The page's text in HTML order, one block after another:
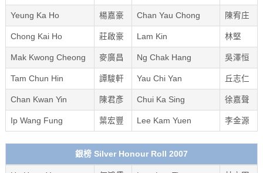
Yeung Ka Ho 楊嘉豪 Chan Yau Chong 陳宥庄
Chong Kai Ho 莊啟豪 Lam Kin 林堅
Mak Kwong Cheong 麥廣昌 Ng Chak Hang 吳澤恒
Tam Chun Hin 譚駿軒 Yau Chi Yan 丘志仁
Chan Kwan Yin 陳君彥 Chui Ka Sing 徐嘉聲
Ip Wang Fung 葉宏豐 Lee Kam Yuen 李金源
銀榜 Silver Honour Roll 2007